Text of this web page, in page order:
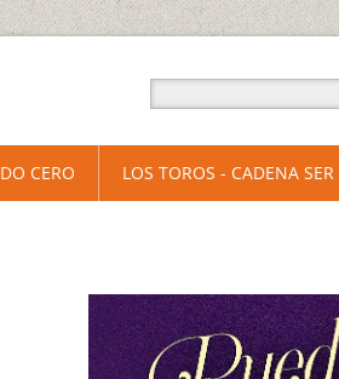
CERO LOS TOROS - CADENA SER